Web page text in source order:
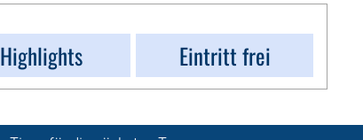
Highlights Eintritt frei